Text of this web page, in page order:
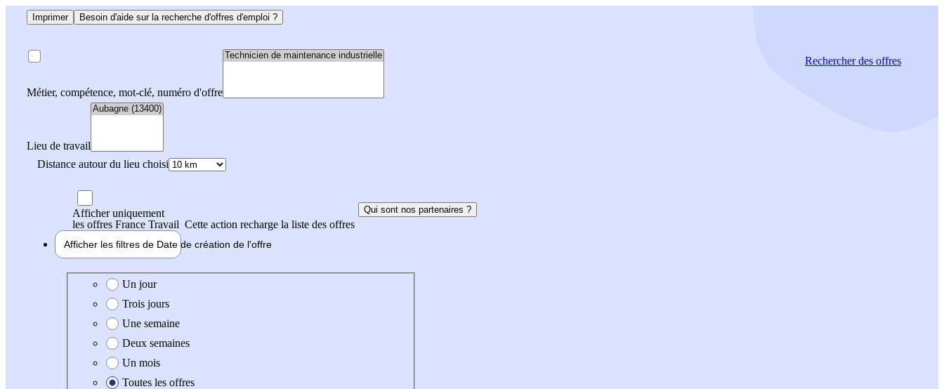
Imprimer Besoin d'aide sur la recherche d'offres d'emploi ?
Métier, compétence, mot-clé, numéro d'offre
Lieu de travail
Distance autour du lieu choisi
Rechercherdes offres
Afficher uniquement
les offres France Travail Cette action recharge la liste des offres
Qui sont nos partenaires ?
Afficher les filtres de Date de création de l'offre
Date de création de l'offre
Un jour
Trois jours
Une semaine
Deux semaines
Un mois
Toutes les offres